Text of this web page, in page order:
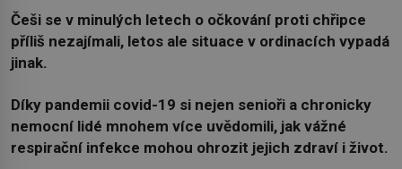
Češi se v minulých letech o očkování proti chřipce
příliš nezajímali, letos ale situace v ordinacích vypadá
jinak.
Díky pandemii covid-19 si nejen senioři a chronicky
nemocní lidé mnohem více uvědomili, jak vážné
respirační infekce mohou ohrozit jejich zdraví i život.